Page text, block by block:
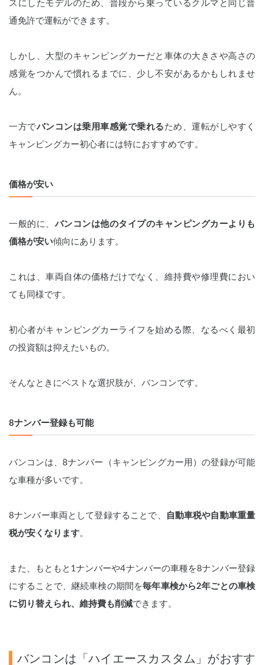
スにしたモデルのため、普段から乗っているクルマと同じ普
通免許で運転ができます。
しかし、大型のキャンピングカーだと車体の大きさや高さの
感覚をつかんで慣れるまでに、少し不安があるかもしれませ
ん。
一方でバンコンは乗用車感覚で乗れる ため、運転がしやすく
キャンピングカー初心者には特におすすめです。
価格が安い
一般的に、 バンコンは他のタイプのキャンピングカーよりも
価格が安い傾向にあります。
これは、車両自体の価格だけでなく、維持費や修理費におい
ても同様です。
初心者がキャンピングカーライフを始める際、なるべく最初
の投資額は抑えたいもの。
そんなときにベストな選択肢が、バンコンです。
8ナンバー登録も可能
バンコンは、8ナンバー（キャンピングカー用）の登録が可能
な車種が多いです。
8ナンバー車両として登録することで、
自動車税や自動車重量
税が安くなります。
また、もともと1ナンバーや4ナンバーの車種を8ナンバー登録
にすることで、継続車検の期間を毎年車検から2年ごとの車検
に切り替えられ、維持費も削減できます。
バンコンは「ハイエースカスタム」がおすす